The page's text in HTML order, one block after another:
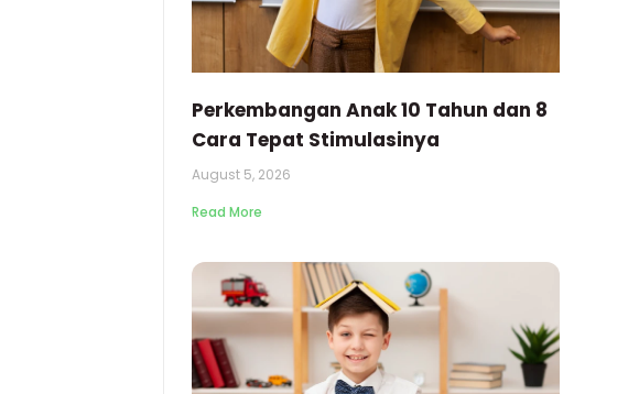
Perkembangan Anak 10 Tahun dan 8
Cara Tepat Stimulasinya
August 5, 2026
Read More